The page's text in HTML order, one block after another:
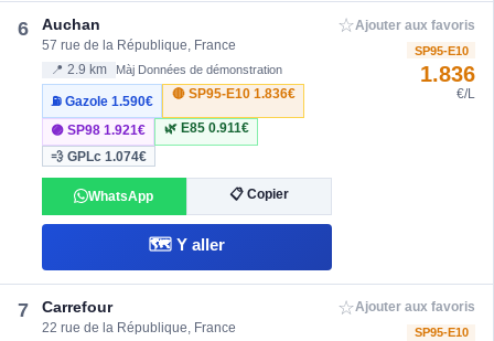
6 Auchan
57 rue de la République, France
📍 2.9 km Màj Données de démonstration
⛽ Gazole1.590€
🔴 SP95-E10 1.836€
🟣 SP981.921€ 🌿 E85 0.911€
💨 GPLc1.074€
WhatsApp 📋 Copier
🗺️ Y aller
☆Ajouter aux favoris
SP95-E10
1.836
€/L
7 Carrefour
22 rue de la République, France
☆Ajouter aux favoris
SP95-E10